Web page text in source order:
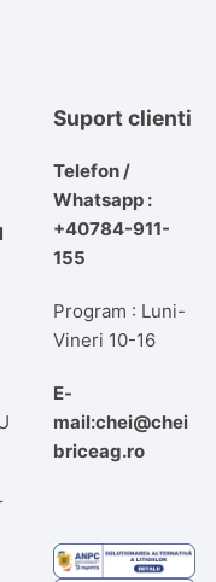
Suport clienti
Telefon /
Whatsapp :
+40784-911-
155
Program : Luni-
Vineri 10-16
E-
mail:chei@chei
briceag.ro